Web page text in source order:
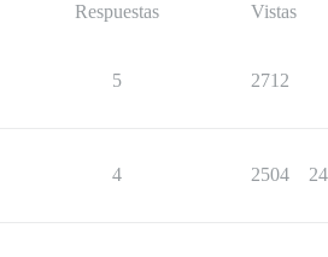
Respuestas Vistas
5 2712
4 2504